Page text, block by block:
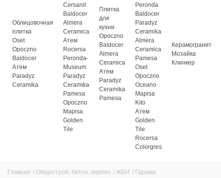
Облицовочная
плитка
Oset
Opoczno
Baldocer
Атем
Paradyz
Ceramika
Cersanit
Baldocer
Almera
Ceramica
Атем
Rocersa
Peronda-
Museum
Paradyz
Ceramika
Pamesa
Opoczno
Mapisa
Golden
Tile
Плитка
для
кухни
Opoczno
Baldocer
Almera
Ceramica
Атем
Paradyz
Ceramika
Pamesa
Peronda
Baldocer
Paradyz
Ceramika
Almera
Ceramica
Pamesa
Oset
Opoczno
Oceano
Mapisa
Kito
Атем
Golden
Tile
Rocersa
Colorgres
Керамогранит
Мозайка
Клинкер
Главная / Общестрой, бетон, кирпич / ЖБИ / Гаражи